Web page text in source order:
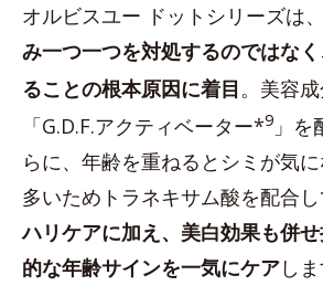
オルビスユー ドットシリーズは、
み一つ一つを対処するのではな
ることの根本原因に着目 。美容
「G.D.F.アクティベーター*9 」を
らに、年齢を重ねるとシミが気
多いためトラネキサム酸を配合し
ハリケアに加え、美白効果も併
的な年齢サインを一気にケアしま